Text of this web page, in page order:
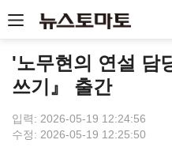
'노무현의 연설 담
쓰기』 출간
입력: 2026-05-19 12:24:56
수정: 2026-05-19 12:25:50